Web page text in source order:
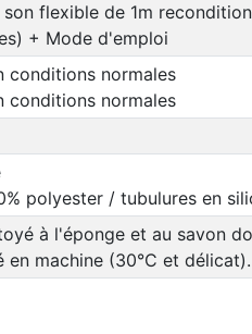
flexible de 1m
+ Mode d'emploi
conditions normales
conditions normales
polyester / tubulures en
à l'éponge et au savon
machine (30°C et